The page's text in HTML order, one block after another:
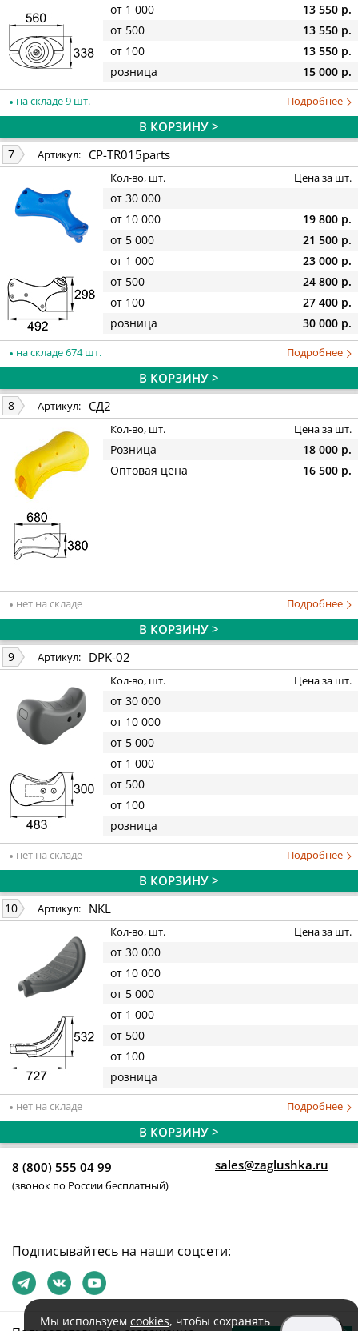
от 1 000
13 550 р.
от 500
13 550 р.
от 100
13 550 р.
розница
15 000 р.
на складе 9 шт. Подробнее
В КОРЗИНУ >
7 Артикул: CP-TR015parts
Кол-во, шт. Цена за шт.
от 30 000
от 10 000
19 800 р.
от 5 000
21 500 р.
от 1 000
23 000 р.
от 500
24 800 р.
от 100
27 400 р.
розница
30 000 р.
на складе 674 шт. Подробнее
В КОРЗИНУ >
8 Артикул: СД2
Кол-во, шт. Цена за шт.
Розница
18 000 р.
Оптовая цена
16 500 р.
нет на складе Подробнее
В КОРЗИНУ >
9 Артикул: DPK-02
Кол-во, шт. Цена за шт.
от 30 000
от 10 000
от 5 000
от 1 000
от 500
от 100
розница
нет на складе Подробнее
В КОРЗИНУ >
10 Артикул: NKL
Кол-во, шт. Цена за шт.
от 30 000
от 10 000
от 5 000
от 1 000
от 500
от 100
розница
нет на складе Подробнее
В КОРЗИНУ >
8 (800) 555 04 99
(звонок по России бесплатный)
sales@zaglushka.ru
Подписывайтесь на наши соцсети:
Мы используем cookies, чтобы сохранять